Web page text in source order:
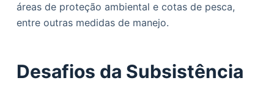
áreas de proteção ambiental e cotas de pesca,
entre outras medidas de manejo.
Desafios da Subsistência